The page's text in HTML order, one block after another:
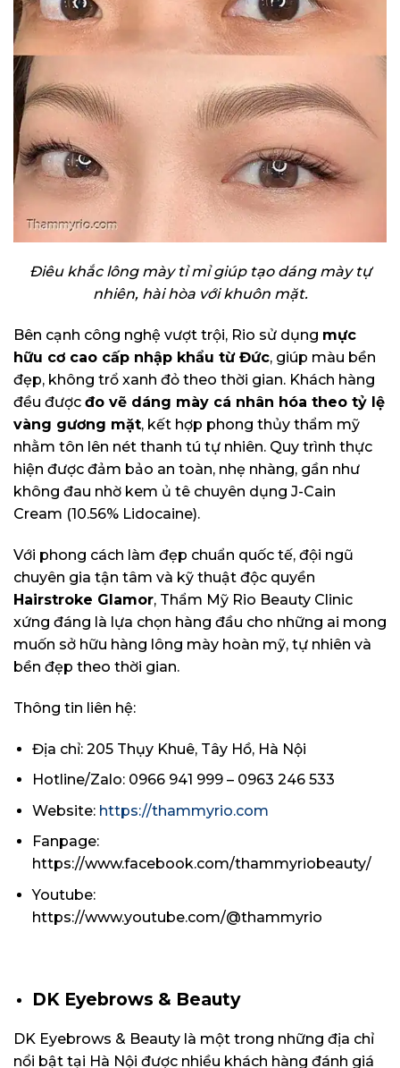
Điêu khắc lông mày tỉ mỉ giúp tạo dáng mày tự
nhiên, hài hòa với khuôn mặt.
Bên cạnh công nghệ vượt trội, Rio sử dụng mực
hữu cơ cao cấp nhập khẩu từ Đức, giúp màu bền
đẹp, không trổ xanh đỏ theo thời gian. Khách hàng
đều được đo vẽ dáng mày cá nhân hóa theo tỷ lệ
vàng gương mặt, kết hợp phong thủy thẩm mỹ
nhằm tôn lên nét thanh tú tự nhiên. Quy trình thực
hiện được đảm bảo an toàn, nhẹ nhàng, gần như
không đau nhờ kem ủ tê chuyên dụng J-Cain
Cream (10.56% Lidocaine).
Với phong cách làm đẹp chuẩn quốc tế, đội ngũ
chuyên gia tận tâm và kỹ thuật độc quyền
Hairstroke Glamor, Thẩm Mỹ Rio Beauty Clinic
xứng đáng là lựa chọn hàng đầu cho những ai mong
muốn sở hữu hàng lông mày hoàn mỹ, tự nhiên và
bền đẹp theo thời gian.
Thông tin liên hệ:
Địa chỉ: 205 Thụy Khuê, Tây Hồ, Hà Nội
Hotline/Zalo: 0966 941 999 – 0963 246 533
Website: https://thammyrio.com
Fanpage:
https://www.facebook.com/thammyriobeauty/
Youtube:
https://www.youtube.com/@thammyrio
DK Eyebrows & Beauty
DK Eyebrows & Beauty là một trong những địa chỉ
nổi bật tại Hà Nội được nhiều khách hàng đánh giá